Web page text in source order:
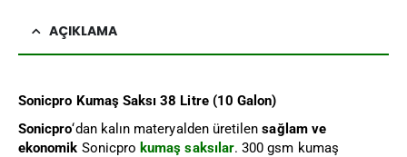
AÇIKLAMA
Sonicpro Kumaş Saksı 38 Litre (10 Galon)
Sonicpro‘dan kalın materyalden üretilensağlam ve
ekonomik Sonicpro kumaş saksılar. 300 gsm kumaş